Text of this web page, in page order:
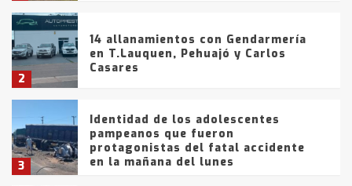
2
14 allanamientos con Gendarmería
en T.Lauquen, Pehuajó y Carlos
Casares
3
Identidad de los adolescentes
pampeanos que fueron
protagonistas del fatal accidente
en la mañana del lunes